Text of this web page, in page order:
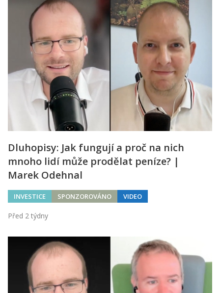
Dluhopisy: Jak fungují a proč na nich
mnoho lidí může prodělat peníze? |
Marek Odehnal
INVESTICE SPONZOROVÁNO VIDEO
Před 2 týdny